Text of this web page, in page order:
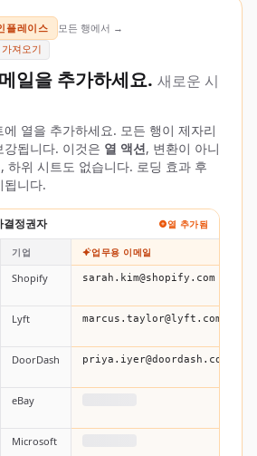
플레이스 모든 행에서 →
져오기
일을 추가하세요. 새로운 시
에 열을 추가하세요. 모든 행이 제자리
됩니다. 이것은 열 액션, 변환이 아니
하위 시트도 없습니다. 로딩 효과 후
됩니다.
정권자 열 추가됨
기업 업무용 이메일
Shopify sarah.kim@shopify.com
Lyft marcus.taylor@lyft.com
DoorDash priya.iyer@doordash.com
eBay
Microsoft